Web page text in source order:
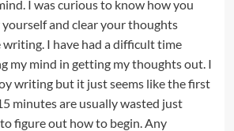
I was curious to know how you
and clear your thoughts
writing. I have had a difficult time
my mind in getting my thoughts out. I
writing but it just seems like the first
minutes are usually wasted just
figure out how to begin. Any